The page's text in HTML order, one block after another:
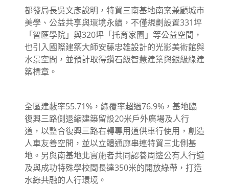
都發局長吳文彥說明，特貿三南基地南案兼顧城市
美學、公益共享與環境永續，不僅規劃設置331坪
「智匯學院」與320坪「托育家園」等公益空間，
也引入國際建築大師安藤忠雄設計的光影美術館與
水景空間，並預計取得鑽石級智慧建築與銀級綠建
築標章。
全區建蔽率55.71%，綠覆率超過76.9%，基地臨
復興三路側退縮建築留設20米戶外廣場及人行
道，以整合復興三路右轉專用道供車行使用，創造
人車友善空間，並以立體通廊串連特貿三北側基
地。另與南基地北實施者共同認養周邊公有人行道
及與成功特殊學校間長達350米的開放綠帶，打造
水綠共融的人行環境。